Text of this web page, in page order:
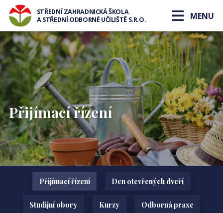
STŘEDNÍ ZAHRADNICKÁ ŠKOLA
A STŘEDNÍ ODBORNÉ UČILIŠTĚ S.R.O.
MENU
Přijímací řízení
Přijímací řízení Den otevřených dveří
Studijní obory Kurzy Odborná praxe